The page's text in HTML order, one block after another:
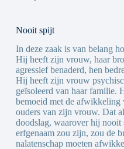
Nooit spijt
In deze zaak is van belang
Hij heeft zijn vrouw, haar
agressief benaderd, hen
Hij heeft zijn vrouw
geïsoleerd van haar familie.
bemoeid met de afwikkeling
ouders van zijn vrouw. Dat
doodslag, waarover hij
erfgenaam zou zijn, zou de
nalatenschap moeten